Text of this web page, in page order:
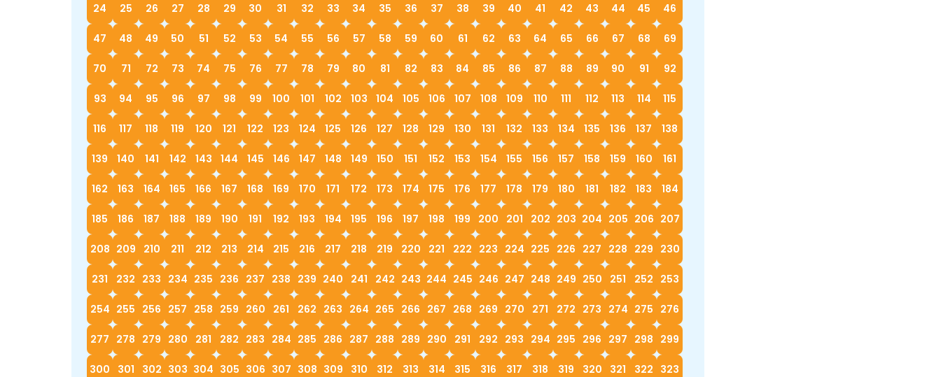
24 25 26 27 28 29 30 31 32 33 34 35 36 37 38 39 40 41 42 43 44 45 46
47 48 49 50 51 52 53 54 55 56 57 58 59 60 61 62 63 64 65 66 67 68 69
70 71 72 73 74 75 76 77 78 79 80 81 82 83 84 85 86 87 88 89 90 91 92
93 94 95 96 97 98 99 100 101 102 103 104 105 106 107 108 109 110 111 112 113 114 115
116 117 118 119 120 121 122 123 124 125 126 127 128 129 130 131 132 133 134 135 136 137 138
139 140 141 142 143 144 145 146 147 148 149 150 151 152 153 154 155 156 157 158 159 160 161
162 163 164 165 166 167 168 169 170 171 172 173 174 175 176 177 178 179 180 181 182 183 184
185 186 187 188 189 190 191 192 193 194 195 196 197 198 199 200 201 202 203 204 205 206 207
208 209 210 211 212 213 214 215 216 217 218 219 220 221 222 223 224 225 226 227 228 229 230
231 232 233 234 235 236 237 238 239 240 241 242 243 244 245 246 247 248 249 250 251 252 253
254 255 256 257 258 259 260 261 262 263 264 265 266 267 268 269 270 271 272 273 274 275 276
277 278 279 280 281 282 283 284 285 286 287 288 289 290 291 292 293 294 295 296 297 298 299
300 301 302 303 304 305 306 307 308 309 310 312 313 314 315 316 317 318 319 320 321 322 323